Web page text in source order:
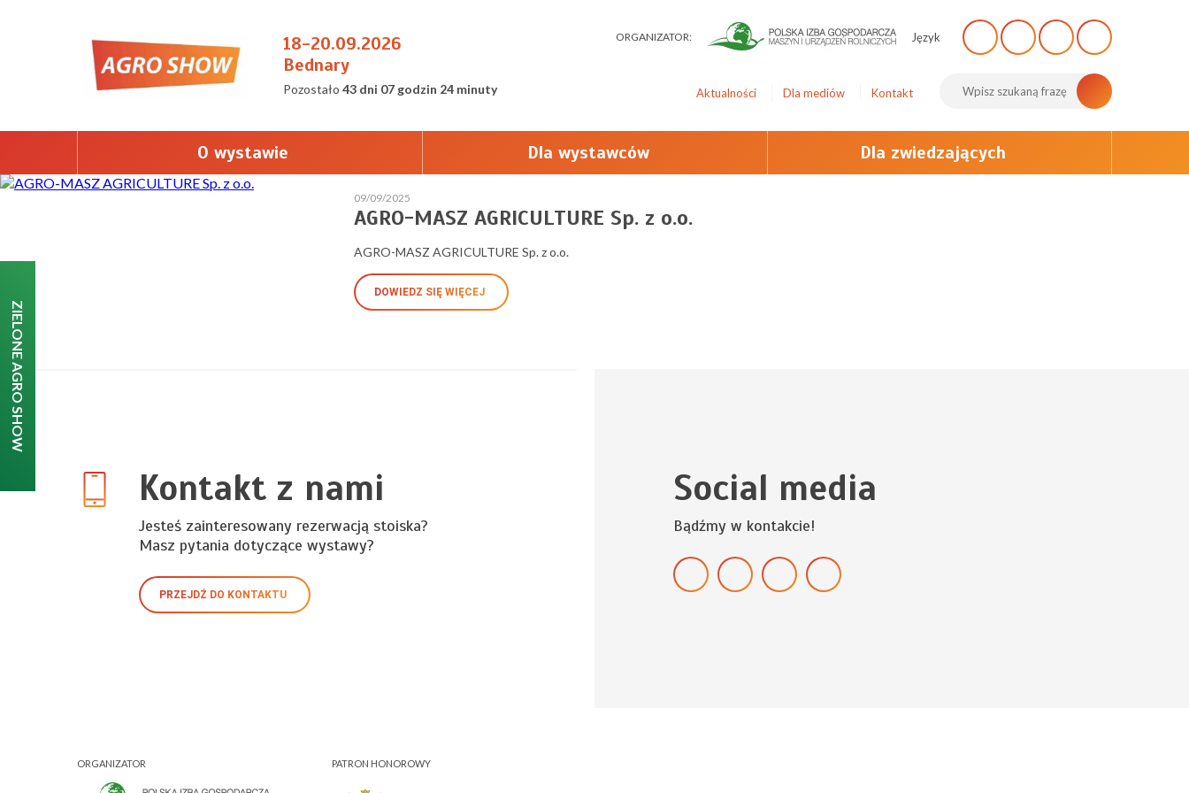
ZIELONE AGRO SHOW
18-20.09.2026
Bednary
Pozostało 43 dni 07 godzin 24 minuty
ORGANIZATOR: Język
Aktualności Dla mediów Kontakt
O wystawie Dla wystawców Dla zwiedzających
09/09/2025
AGRO-MASZ AGRICULTURE Sp. z o.o.
AGRO-MASZ AGRICULTURE Sp. z o.o.
DOWIEDZ SIĘ WIĘCEJ
Kontakt z nami
Jesteś zainteresowany rezerwacją stoiska?
Masz pytania dotyczące wystawy?
PRZEJDŹ DO KONTAKTU
Social media
Bądźmy w kontakcie!
ORGANIZATOR PATRON HONOROWY